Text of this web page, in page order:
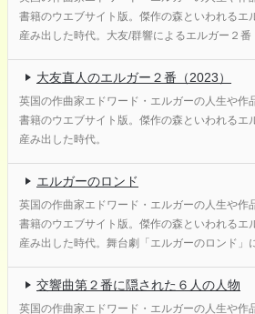
書籍のウエブサイト版。傑作の森といわれるエ
産み出した時代。大友/群響によるエルガー２番
大友直人のエルガー２番（2023）
英国の作曲家エドワード・エルガーの人生や作
書籍のウエブサイト版。傑作の森といわれるエ
産み出した時代。
エルガーのロンド
英国の作曲家エドワード・エルガーの人生や作
書籍のウエブサイト版。傑作の森といわれるエ
産み出した時代。舞台劇「エルガーのロンド」
交響曲第２番に隠された６人の人物
英国の作曲家エドワード・エルガーの人生や作